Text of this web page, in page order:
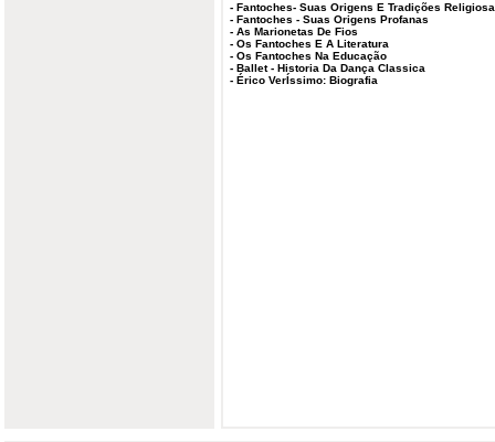
- Fantoches- Suas Origens E Tradições
- Fantoches - Suas Origens Profanas
- As Marionetas De Fios
- Os Fantoches E A Literatura
- Os Fantoches Na Educação
- Ballet - Historia Da Dança Classica
- Érico VerÍssimo: Biografia